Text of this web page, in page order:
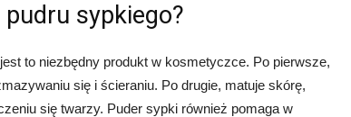
sypkiego?
to niezbędny produkt w kosmetyczce. Po pierwsze,
się i ścieraniu. Po drugie, matuje skórę,
się twarzy. Puder sypki również pomaga w